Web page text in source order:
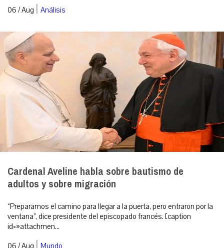
06 / Aug | Análisis
Cardenal Aveline habla sobre bautismo de
adultos y sobre migración
“Preparamos el camino para llegar a la puerta, pero entraron por la
ventana”, dice presidente del episcopado francés. [caption
id=»attachmen...
|